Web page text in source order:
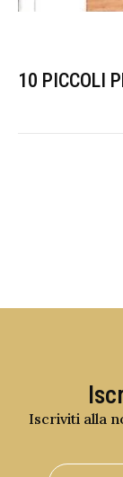
10 PICCOLI
Iscriviti alla